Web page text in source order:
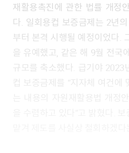
재활용촉진에 관한 법률 개정
다. 일회용컵 보증금제는 2년
부터 본격 시행될 예정이었다.
을 유예했고, 같은 해 9월 전국
규모를 축소했다. 급기야 2023